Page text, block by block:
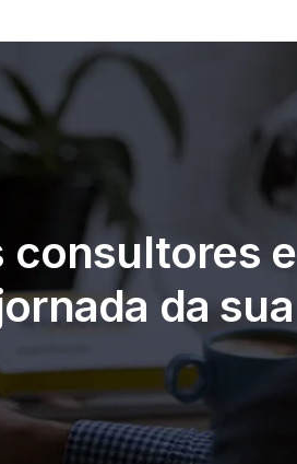
consultores e
da sua